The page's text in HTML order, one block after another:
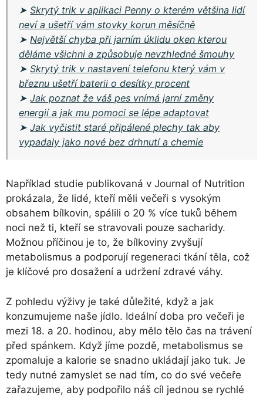
➤Skrytý trik v aplikaci Penny o kterém většina lidí
neví a ušetří vám stovky korun měsíčně
➤ Největší chyba při jarním úklidu oken kterou
děláme všichni a způsobuje nevzhledné šmouhy
➤Skrytý trik v nastavení telefonu který vám v
březnu ušetří baterii o desítky procent
➤Jak poznat že váš pes vnímá jarní změny
energií a jak mu pomoci se lépe adaptovat
➤Jak vyčistit staré připálené plechy tak aby
vypadaly jako nové bez drhnutí a chemie
Například studie publikovaná v Journal of Nutrition
prokázala, že lidé, kteří měli večeři s vysokým
obsahem bílkovin, spálili o 20 % více tuků během
noci než ti, kteří se stravovali pouze sacharidy.
Možnou příčinou je to, že bílkoviny zvyšují
metabolismus a podporují regeneraci tkání těla, což
je klíčové pro dosažení a udržení zdravé váhy.
Z pohledu výživy je také důležité, když a jak
konzumujeme naše jídlo. Ideální doba pro večeři je
mezi 18. a 20. hodinou, aby mělo tělo čas na trávení
před spánkem. Když jíme pozdě, metabolismus se
zpomaluje a kalorie se snadno ukládají jako tuk. Je
tedy nutné zamyslet se nad tím, co do své večeře
zařazujeme, aby podpořilo náš cíl jednou se rychlé